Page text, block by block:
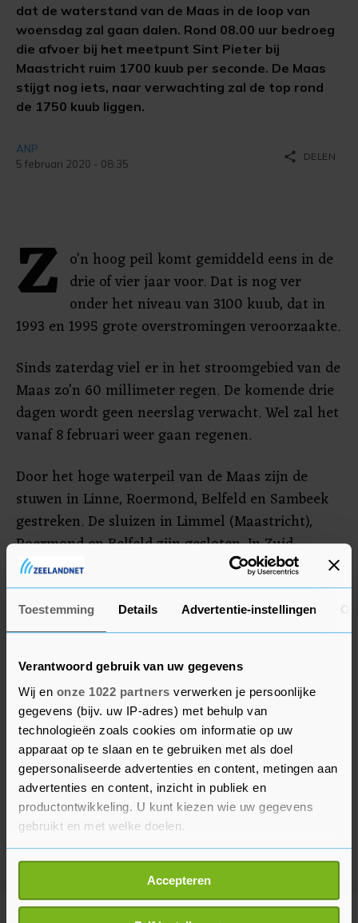
Toestemming Details Advertentie-instellingen
Verantwoord gebruik van uw gegevens
Wij en onze 1022 partners verwerken je persoonlijke
gegevens (bijv. uw IP-adres) met behulp van
technologieën zoals cookies om informatie op uw
apparaat op te slaan en te gebruiken met als doel
gepersonaliseerde advertenties en content, metingen aan
advertenties en content, inzicht in publiek en
productontwikkeling. U kunt kiezen wie uw gegevens
gebruikt en met welke doelen.
Als u het toestaat, willen we ook graag:
Informatie verzamelen over uw geografische
locatie, die tot een paar meter nauwkeurig kan zijn
Accepteren
dat de waterstand van de Maas in de loop van
woensdag zal gaan dalen. Rond 08.00 uur bedroeg
die afvoer bij het meetpunt Sint Pieter bij
Maastricht ruim 1700 kuub per seconde. De Maas
stijgt nog iets, naar verwachting zal de top rond
de 1750 kuub liggen.
ANP
5 februari 2020 - 08:35
share DELEN
Z o’n hoog peil komt gemiddeld eens in de
drie of vier jaar voor. Dat is nog ver
onder het niveau van 3100 kuub, dat in
1993 en 1995 grote overstromingen veroorzaakte.
Sinds zaterdag viel er in het stroomgebied van de
Maas zo’n 60 millimeter regen. De komende drie
dagen wordt geen neerslag verwacht. Wel zal het
vanaf 8 februari weer gaan regenen.
Door het hoge waterpeil van de Maas zijn de
stuwen in Linne, Roermond, Belfeld en Sambeek
gestreken. De sluizen in Limmel (Maastricht),
Roermond en Belfeld zijn gesloten. In Zuid-
Limburg is het scheepvaartverkeer gestremd.